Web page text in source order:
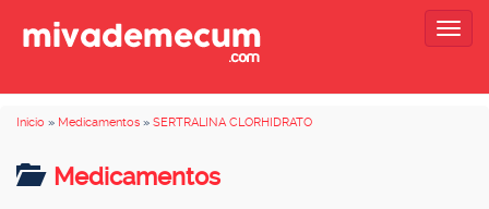
Inicio » Medicamentos » SERTRALINA CLORHIDRATO
Medicamentos